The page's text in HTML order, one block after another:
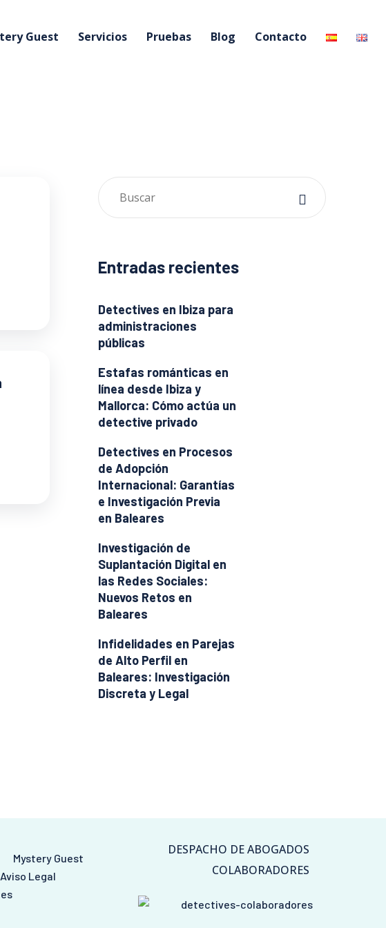
Guest Servicios Pruebas Blog Contacto
Entradas recientes
Detectives en Ibiza para
administraciones
públicas
Estafas románticas en
línea desde Ibiza y
Mallorca: Cómo actúa un
detective privado
Detectives en Procesos
de Adopción
Internacional: Garantías
e Investigación Previa
en Baleares
Investigación de
Suplantación Digital en
las Redes Sociales:
Nuevos Retos en
Baleares
Infidelidades en Parejas
de Alto Perfil en
Baleares: Investigación
Discreta y Legal
Mystery Guest
Aviso Legal
DESPACHO DE ABOGADOS
COLABORADORES